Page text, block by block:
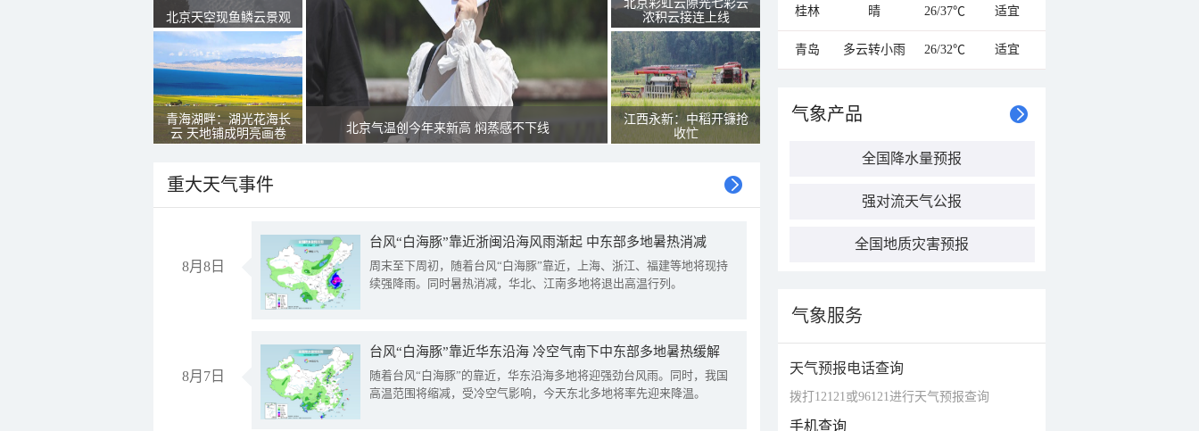
北京天空现鱼鳞云景观
青海湖畔：湖光花海长
云 天地铺成明亮画卷
北京气温创今年来新高 焖蒸感不下线
北京彩虹云隙光七彩云
浓积云接连上线
江西永新：中稻开镰抢
收忙
重大天气事件
8月8日
台风“白海豚”靠近浙闽沿海风雨渐起 中东部多地暑热消减
周末至下周初，随着台风“白海豚”靠近，上海、浙江、福建等地将现持
续强降雨。同时暑热消减，华北、江南多地将退出高温行列。
8月7日
台风“白海豚”靠近华东沿海 冷空气南下中东部多地暑热缓解
随着台风“白海豚”的靠近，华东沿海多地将迎强劲台风雨。同时，我国
高温范围将缩减，受冷空气影响，今天东北多地将率先迎来降温。
桂林 晴 26/37℃ 适宜
青岛 多云转小雨 26/32℃ 适宜
气象产品
全国降水量预报
强对流天气公报
全国地质灾害预报
气象服务
天气预报电话查询
拨打12121或96121进行天气预报查询
手机查询